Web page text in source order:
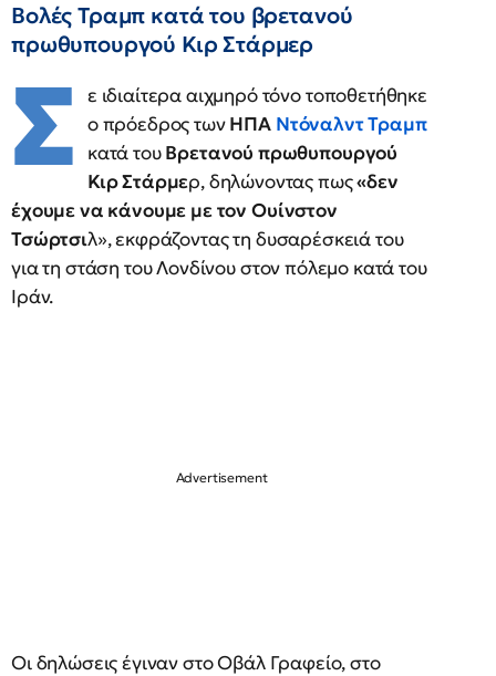
Βολές Τραμπ κατά του βρετανού
πρωθυπουργού Κιρ Στάρμερ
Σ ε ιδιαίτερα αιχμηρό τόνο τοποθετήθηκε
ο πρόεδρος τωνΗΠΑ Ντόναλντ Τραμπ
κατά τουΒρετανού πρωθυπουργού
Κιρ Στάρμερ, δηλώνοντας πως«δεν
έχουμε να κάνουμε με τον Ουίνστον
Τσώρτσιλ», εκφράζοντας τη δυσαρέσκειά του
για τη στάση του Λονδίνου στον πόλεμο κατά του
Ιράν.
Οι δηλώσεις έγιναν στο Οβάλ Γραφείο, στο